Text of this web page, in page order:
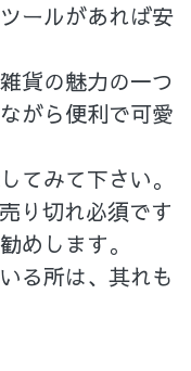
ールがあれば安
貨の魅力の一つ
がら便利で可愛
てみて下さい。
り切れ必須です
めします。
る所は、其れも